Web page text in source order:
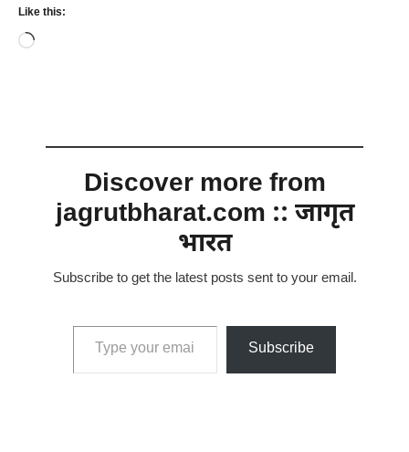
Like this:
Loading…
Discover more from
jagrutbharat.com :: जागृत
भारत
Subscribe to get the latest posts sent to your email.
Type your email…
Subscribe